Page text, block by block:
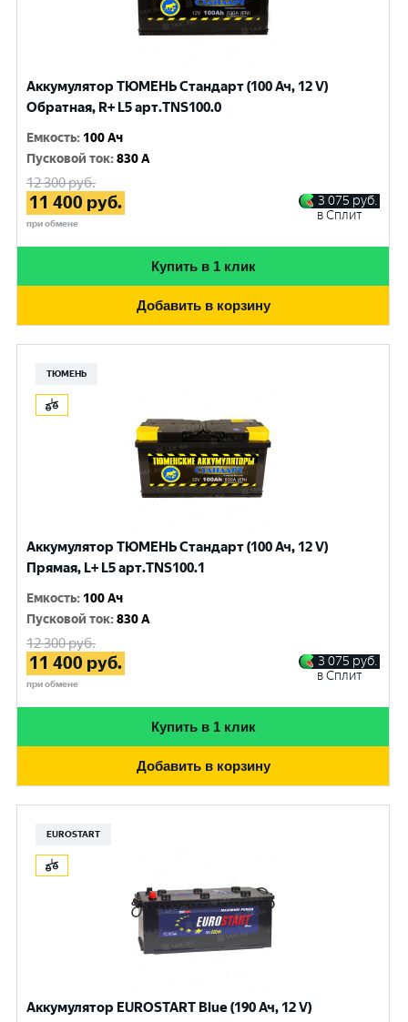
Аккумулятор ТЮМЕНЬ Стандарт (100 Ач, 12 V)
Обратная, R+ L5 арт.TNS100.0
Емкость: 100 Ач
Пусковой ток:830 A
12 300руб.
11 400 руб.
при обмене
3 075 руб.
в Сплит
Купить в 1 клик
Добавить в корзину
ТЮМЕНЬ
Аккумулятор ТЮМЕНЬ Стандарт (100 Ач, 12 V)
Прямая, L+ L5 арт.TNS100.1
Емкость: 100 Ач
Пусковой ток:830 A
12 300руб.
11 400 руб.
при обмене
3 075 руб.
в Сплит
Купить в 1 клик
Добавить в корзину
EUROSTART
Аккумулятор EUROSTART Blue (190 Ач, 12 V)